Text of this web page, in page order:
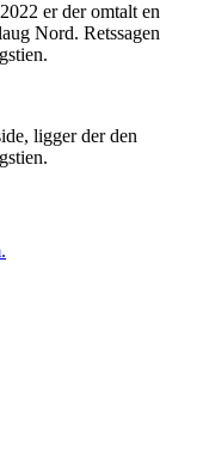
er der omtalt en
Nord. Retssagen
ligger der den